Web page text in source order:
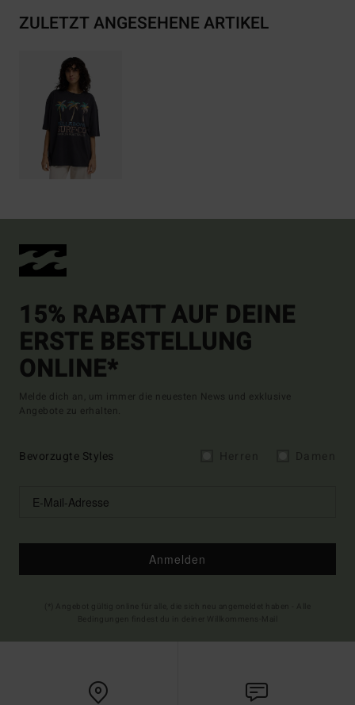
ZULETZT ANGESEHENE ARTIKEL
15% RABATT AUF DEINE
ERSTE BESTELLUNG
ONLINE*
Melde dich an, um immer die neuesten News und exklusive
Angebote zu erhalten.
Bevorzugte Styles
Anmelden